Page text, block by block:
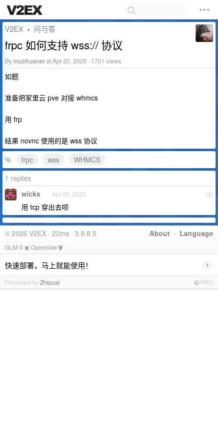
V2EX › 问与答
frpc 如何支持 wss:// 协议
By muzihuanerat Apr 20, 2025 · 1701 views
如题
准备把家里云 pve 对接 whmcs
用 frp
结果 novnc 使用的是 wss 协议
frpc
wss
WHMCS
1 replies
1
wicks Apr 20, 2025
用 tcp 穿出去呗
About · Language
© 2026 V2EX · 22ms · 3.9.8.5
GLM-5 ✖️ Openclaw🦞
快速部署，马上就能使用！ ›
Promoted byZhipuai PRO